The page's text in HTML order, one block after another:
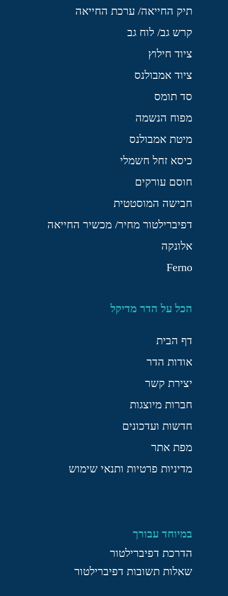
תיק החייאה/ ערכת החייאה
קרש גב/ לוח גב
ציוד חילוץ
ציוד אמבולנס
סד תומס
מפוח הנשמה
מיטת אמבולנס
כיסא זחל חשמלי
חוסם עורקים
חבישה המוסטטית
דפיברילטור מחיר/ מכשיר החייאה
אלונקה
Ferno
הכל על הדר מדיקל
דף הבית
אודות הדר
יצירת קשר
חברות מיוצגות
חדשות ועדכונים
מפת אתר
מדיניות פרטיות ותנאי שימוש
במיוחד עבורך
הדרכת דפיברילטור
שאלות תשובות דפיברילטור